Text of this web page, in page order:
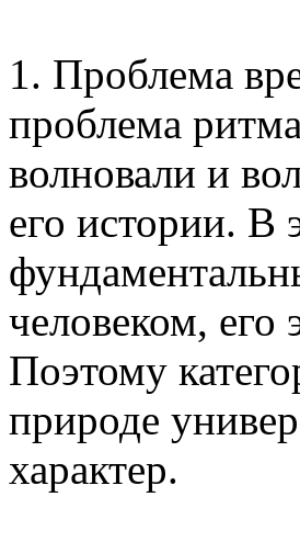
1. Проблема
проблема
волновали и
его истории. В
человеком, его
Поэтому
природе
характер.